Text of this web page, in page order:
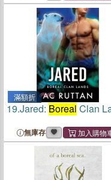
滿額折
19.Jared: Boreal Clan
無庫存